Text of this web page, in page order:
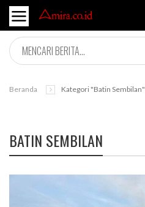
Beranda Kategori "Batin Sembilan"
BATIN SEMBILAN